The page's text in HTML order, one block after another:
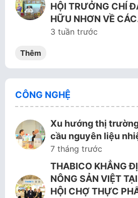
HỘI TRƯỞNG CHÍ
HỮU NHƠN VỀ
3 tuần trước
Thêm
CÔNG NGHỆ
Xu hướng thị
cầu nguyên liệu
7 tháng trước
THABICO KHẲNG
NÔNG SẢN VIỆT
HỘI CHỢ THỰC